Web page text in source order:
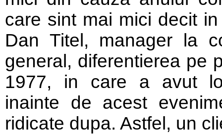
care sint mai mici decit
Dan Titel, manager la
general, diferentierea pe
1977, in care a avut
inainte de acest
ridicate dupa. Astfel, un